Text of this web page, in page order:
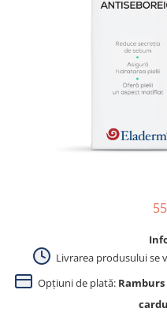
Produse pentru curatare
Produse pentru pete
Livrarea produsului se
Opțiuni de plată: